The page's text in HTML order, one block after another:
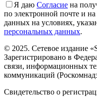
Я даю Cогласие на
по электронной почте и
данных на условиях,
персональных данных.
© 2025. Сетевое издание
Зарегистрировано в
связи, информационных
коммуникаций
Свидетельство о